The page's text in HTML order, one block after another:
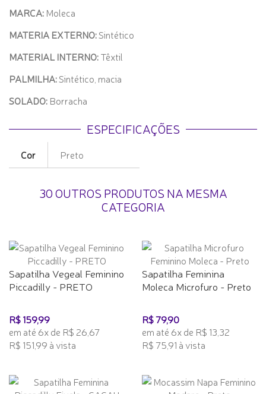
MARCA: Moleca
MATERIA EXTERNO:Sintético
MATERIAL INTERNO:Têxtil
PALMILHA:Sintético, macia
SOLADO: Borracha
ESPECIFICAÇÕES
Cor Preto
30 OUTROS PRODUTOS NA MESMA
CATEGORIA
Sapatilha Vegeal Feminino
Piccadilly - PRETO
R$ 159,99
em até 6x de R$ 26,67
R$ 151,99 à vista
Sapatilha Feminina
Moleca Microfuro - Preto
R$ 79,90
em até 6x de R$ 13,32
R$ 75,91 à vista